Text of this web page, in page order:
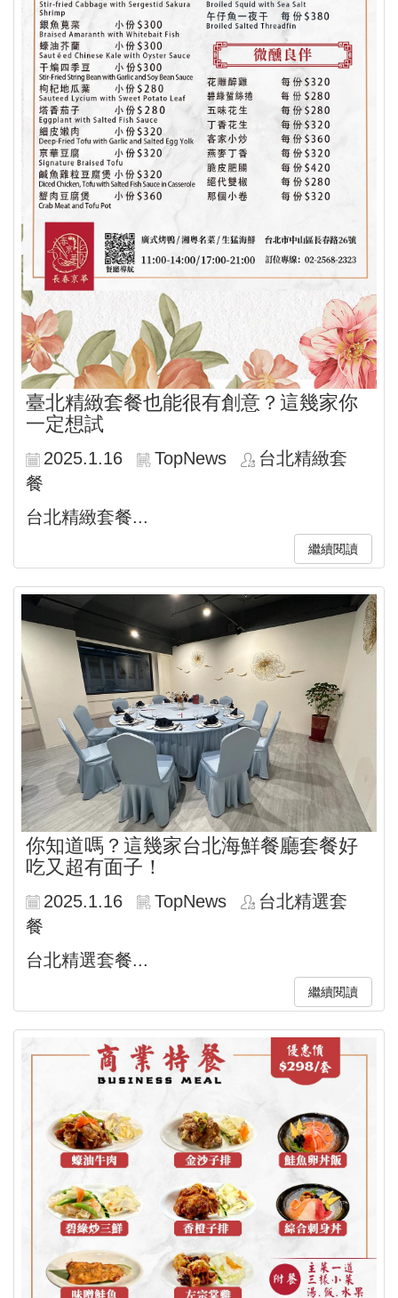
臺北精緻套餐也能很有創意？這幾家你
一定想試
2025.1.16 TopNews
台北精緻套
餐
台北精緻套餐...
繼續閱讀
你知道嗎？這幾家台北海鮮餐廳套餐好
吃又超有面子！
2025.1.16 TopNews
台北精選套
餐
台北精選套餐...
繼續閱讀